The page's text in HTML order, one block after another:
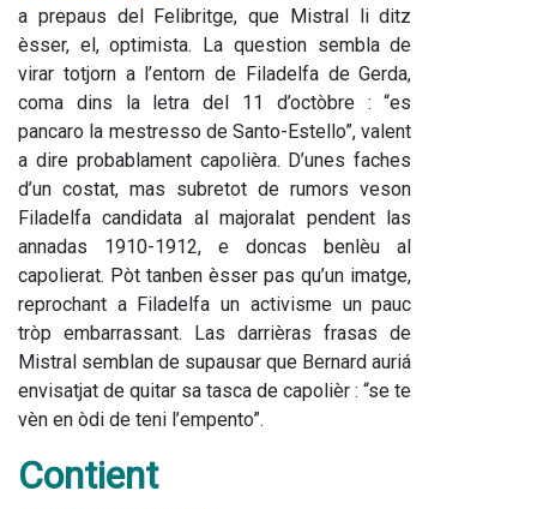
a prepaus del Felibritge, que Mistral li ditz
èsser, el, optimista. La question sembla de
virar totjorn a l’entorn de Filadelfa de Gerda,
coma dins la letra del 11 d’octòbre : “es
pancaro la mestresso de Santo-Estello”, valent
a dire probablament capolièra. D’unes faches
d’un costat, mas subretot de rumors veson
Filadelfa candidata al majoralat pendent las
annadas 1910-1912, e doncas benlèu al
capolierat. Pòt tanben èsser pas qu’un imatge,
reprochant a Filadelfa un activisme un pauc
tròp embarrassant. Las darrièras frasas de
Mistral semblan de supausar que Bernard auriá
envisatjat de quitar sa tasca de capolièr : “se te
vèn en òdi de teni l’empento”.
Contient